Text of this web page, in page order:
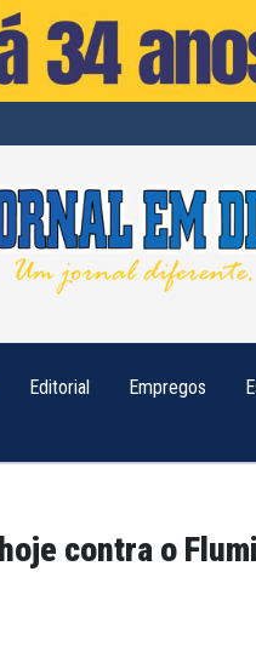
Editorial Empregos
contra o